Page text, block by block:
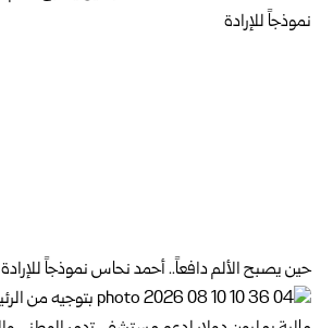
حين يصبح الألم دافعاً.. أحمد نحاس نموذجاً للإرادة